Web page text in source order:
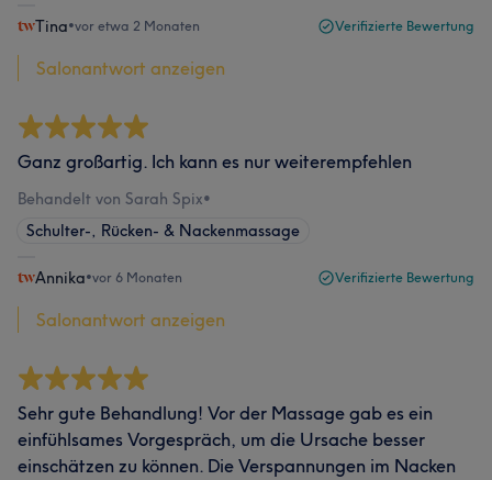
Tina•vor etwa 2 Monaten Verifizierte Bewertung
Salonantwort anzeigen
Ganz großartig. Ich kann es nur weiterempfehlen
Behandelt von Sarah Spix•
Schulter-, Rücken- & Nackenmassage
Annika•vor 6 Monaten Verifizierte Bewertung
Salonantwort anzeigen
Sehr gute Behandlung! Vor der Massage gab es ein
einfühlsames Vorgespräch, um die Ursache besser
einschätzen zu können. Die Verspannungen im Nacken